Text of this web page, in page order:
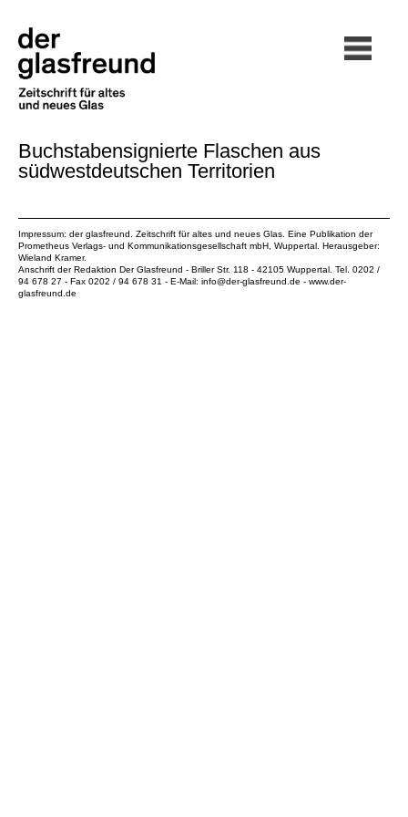
Buchstabensignierte Flaschen aus
südwestdeutschen Territorien
Impressum: der glasfreund. Zeitschrift für altes und neues Glas. Eine Publikation der
Prometheus Verlags- und Kommunikationsgesellschaft mbH , Wuppertal. Herausgeber:
Wieland Kramer.
Anschrift der Redaktion Der Glasfreund - Briller Str. 118 - 42105 Wuppertal. Tel. 0202 /
94 678 27 - Fax 0202 / 94 678 31 - E-Mail: info@der-glasfreund.de - www.der-
glasfreund.de